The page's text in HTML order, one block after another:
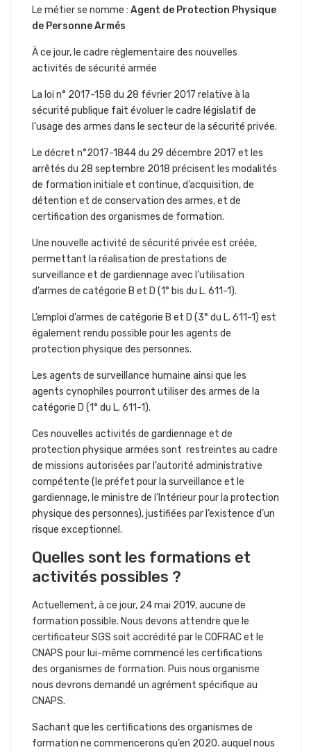
Le métier se nomme : Agent de Protection Physique
de Personne Armés
À ce jour, le cadre règlementaire des nouvelles
activités de sécurité armée
La loi n° 2017-158 du 28 février 2017 relative à la
sécurité publique fait évoluer le cadre législatif de
l’usage des armes dans le secteur de la sécurité privée.
Le décret n°2017-1844 du 29 décembre 2017 et les
arrêtés du 28 septembre 2018 précisent les modalités
de formation initiale et continue, d’acquisition, de
détention et de conservation des armes, et de
certification des organismes de formation.
Une nouvelle activité de sécurité privée est créée,
permettant la réalisation de prestations de
surveillance et de gardiennage avec l’utilisation
d’armes de catégorie B et D (1° bis du L. 611-1).
L’emploi d’armes de catégorie B et D (3° du L. 611-1) est
également rendu possible pour les agents de
protection physique des personnes.
Les agents de surveillance humaine ainsi que les
agents cynophiles pourront utiliser des armes de la
catégorie D (1° du L. 611-1).
Ces nouvelles activités de gardiennage et de
protection physique armées sont restreintes au cadre
de missions autorisées par l’autorité administrative
compétente (le préfet pour la surveillance et le
gardiennage, le ministre de l’Intérieur pour la protection
physique des personnes), justifiées par l’existence d’un
risque exceptionnel.
Quelles sont les formations et
activités possibles ?
Actuellement, à ce jour, 24 mai 2019, aucune de
formation possible. Nous devons attendre que le
certificateur SGS soit accrédité par le COFRAC et le
CNAPS pour lui-même commencé les certifications
des organismes de formation. Puis nous organisme
nous devrons demandé un agrément spécifique au
CNAPS.
Sachant que les certifications des organismes de
formation ne commencerons qu’en 2020. auquel nous